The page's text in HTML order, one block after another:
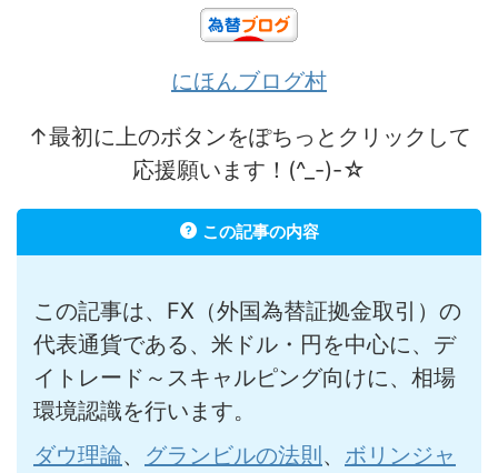
にほんブログ村
↑最初に上のボタンをぽちっとクリックして
応援願います！(^_-)-☆
この記事の内容
この記事は、FX（外国為替証拠金取引）の
代表通貨である、米ドル・円を中心に、デ
イトレード～スキャルピング向けに、相場
環境認識を行います。
ダウ理論、 グランビルの法則 、 ボリンジャ